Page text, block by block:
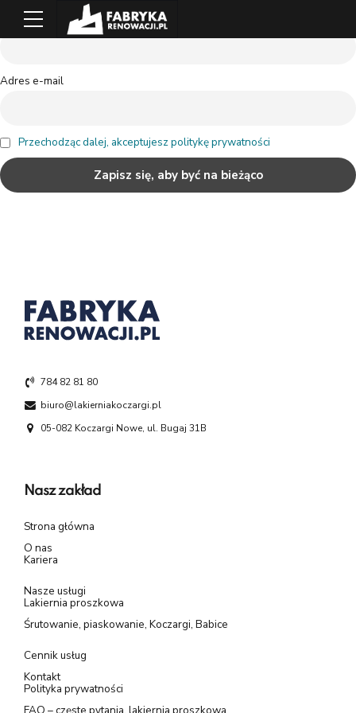
Imię i Nazwisko lub nazwa firmy
Adres e-mail
Przechodząc dalej, akceptujesz politykę prywatności
784 82 81 80
biuro@lakierniakoczargi.pl
05-082 Koczargi Nowe, ul. Bugaj 31B
Nasz zakład
Strona główna
O nas
Kariera
Nasze usługi
Lakiernia proszkowa
Śrutowanie, piaskowanie, Koczargi, Babice
Cennik usług
Kontakt
Polityka prywatności